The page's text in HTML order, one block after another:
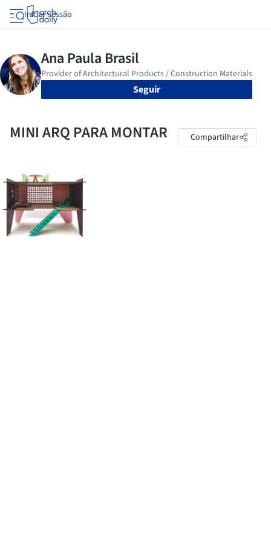
Iniciar sessão
Seguir
MINI ARQ PARA MONTAR Compartilhar